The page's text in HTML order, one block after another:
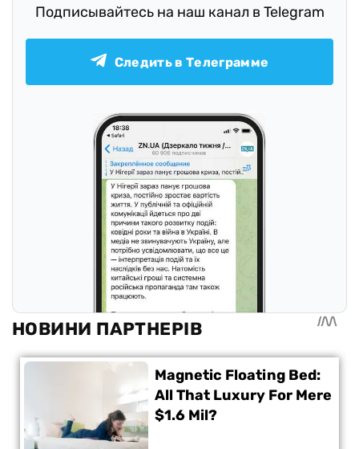
Подписывайтесь на наш канал в Telegram
Следить в Телеграмме